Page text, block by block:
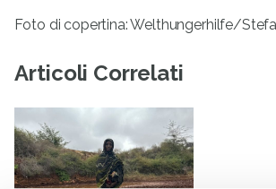
Foto di copertina: Welthungerhilfe/
Articoli Correlati